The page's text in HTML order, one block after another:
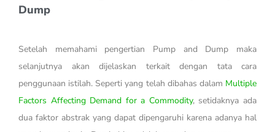
Dump
Setelah memahami pengertian Pump and Dump maka
selanjutnya akan dijelaskan terkait dengan tata cara
penggunaan istilah. Seperti yang telah dibahas dalam Multiple
Factors Affecting Demand for a Commodity, setidaknya ada
dua faktor abstrak yang dapat dipengaruhi karena adanya hal